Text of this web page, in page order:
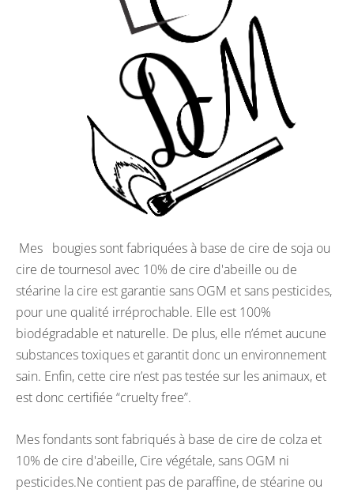
Mes bougies sont fabriquées à base de cire de soja ou
cire de tournesol avec 10% de cire d'abeille ou de
stéarine la cire est garantie sans OGM et sans pesticides,
pour une qualité irréprochable. Elle est 100%
biodégradable et naturelle. De plus, elle n’émet aucune
substances toxiques et garantit donc un environnement
sain. Enfin, cette cire n’est pas testée sur les animaux, et
est donc certifiée “cruelty free”.
Mes fondants sont fabriqués à base de cire de colza et
10% de cire d'abeille, Cire végétale, sans OGM ni
pesticides.Ne contient pas de paraffine, de stéarine ou